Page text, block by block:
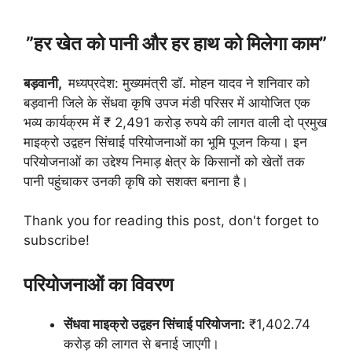
”हर खेत को पानी और हर हाथ को मिलेगा काम”
बड़वानी,मध्यप्रदेश: मुख्यमंत्री डॉ. मोहन यादव ने शनिवार को
बड़वानी जिले के सेंधवा कृषि उपज मंडी परिसर में आयोजित एक
भव्य कार्यक्रम में ₹ 2,491 करोड़ रुपये की लागत वाली दो प्रमुख
माइक्रो उद्वहन सिंचाई परियोजनाओं का भूमि पूजन किया। इन
परियोजनाओं का उद्देश्य निमाड़ क्षेत्र के किसानों को खेतों तक
पानी पहुंचाकर उनकी कृषि को सशक्त बनाना है।
Thank you for reading this post, don't forget to
subscribe!
परियोजनाओं का विवरण
सेंधवा माइक्रो उद्वहन सिंचाई परियोजना: ₹1,402.74
करोड़ की लागत से बनाई जाएगी।